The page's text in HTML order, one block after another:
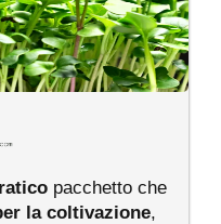
pacchetto che
la coltivazione,